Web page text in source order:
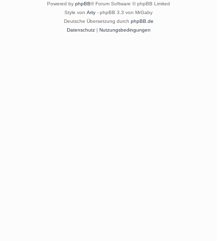
Powered by phpBB® Forum Software © phpBB Limited
Style von Arty - phpBB 3.3 von MrGaby
Deutsche Übersetzung durch phpBB.de
Datenschutz| Nutzungsbedingungen